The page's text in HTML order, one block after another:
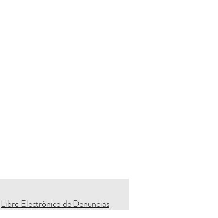
Libro Electrónico de Denuncias